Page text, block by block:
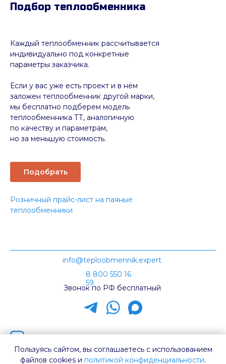
Подбор теплообменника
Подобрать
Каждый теплообменник рассчитывается
индивидуально под конкретные
параметры заказчика.
Если у вас уже есть проект и в нём
заложен теплообменник другой марки,
мы бесплатно подберем модель
теплообменника ТТ, аналогичную
по качеству и параметрам,
но за меньшую стоимость.
Розничный прайс-лист на паяные
теплообменники
Пользуясь сайтом, вы соглашаетесь с использованием
файлов cookies и политикой конфиденциальности.
Звонок по РФ бесплатный
Каталог ТТ
8 800 550 16
59
info@teploobmennik.expert